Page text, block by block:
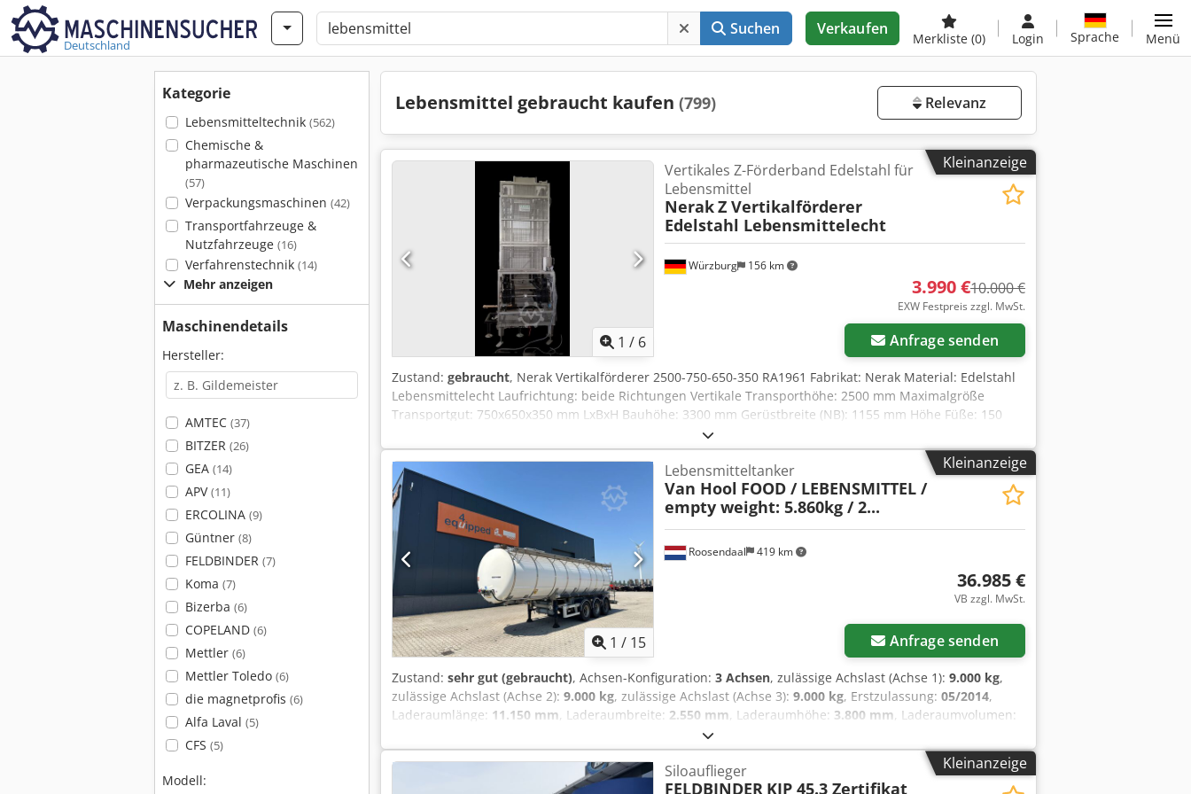
Deutschland
Suchen Verkaufen
Merkliste (0) Login Sprache Menü
Kategorie
Lebensmitteltechnik (562)
Chemische &
pharmazeutische Maschinen
(57)
Verpackungsmaschinen (42)
Transportfahrzeuge &
Nutzfahrzeuge (16)
Verfahrenstechnik (14)
Mehr anzeigen
Maschinendetails
Hersteller:
AMTEC (37)
BITZER (26)
GEA (14)
APV(11)
ERCOLINA (9)
Güntner (8)
FELDBINDER (7)
Koma (7)
Bizerba (6)
COPELAND (6)
Mettler (6)
Mettler Toledo (6)
die magnetprofis (6)
Alfa Laval (5)
CFS (5)
Modell:
Lebensmittel gebraucht kaufen (799) Relevanz
Kleinanzeige
1 / 6
Würzburg 156 km
Vertikales Z-Förderband Edelstahl für
Lebensmittel
NerakZ Vertikalförderer
Edelstahl Lebensmittelecht
3.990 €10.000 €
EXW Festpreis zzgl. MwSt.
Anfrage senden
Zustand: gebraucht, Nerak Vertikalförderer 2500-750-650-350 RA1961 Fabrikat: Nerak Material: Edelstahl
Lebensmittelecht Laufrichtung: beide Richtungen Vertikale Transporthöhe: 2500 mm Maximalgröße
Transportgut: 750x650x350 mm LxBxH Bauhöhe: 3300 mm Gerüstbreite (NB): 1155 mm Höhe Füße: 150
mm Umlenkrollen: 20 St. Motor : SEW-Motor 380-500V Fördergeschwindigkeit: 0,45m/s Lieferumfang:
inklusive Stützen, ohne Seitenführung, Lichtschranken, Klemmkasten Optional erhältlich:
Frequenzumrichter Für eine individuelle, fachmännische Beratung setzten Sie sich einfach mit uns in
Verbindung. Kontaktieren Sie uns einfach telefonisch oder per Mail. Wir helfen Ihnen gerne bei der
Planung und Umsetzung Ihrer Projekte. Wir freuen uns darauf von Ihnen zu hören. Mit freundlichen
Grüßen Ihr Team der Dr. Sonntag GmbH & Co. KG Ihr Spezialist und Ansprechpartner für Intralogistik
Dcjdjwdbqfjpfx Aafjk
Kleinanzeige
1 / 15
Roosendaal 419 km
Lebensmitteltanker
Van Hool FOOD / LEBENSMITTEL /
empty weight: 5.860kg / 2...
36.985 €
VB zzgl. MwSt.
Anfrage senden
Zustand: sehr gut (gebraucht), Achsen-Konfiguration: 3 Achsen, zulässige Achslast (Achse 1): 9.000 kg,
zulässige Achslast (Achse 2): 9.000 kg, zulässige Achslast (Achse 3): 9.000 kg, Erstzulassung: 05/2014,
Laderaumlänge: 11.150 mm, Laderaumbreite: 2.550 mm, Laderaumhöhe: 3.800 mm, Laderaumvolumen:
2.550 mm
Radstand:7.160 mm, Baujahr:2014, Ausstattung:ABS, = Weitere Optionen und Zubehör = - BPW-Achsen -
EBS - Leichtmetallfelgen - Luftfederung - Scheibenbremsen = Anmerkungen = Sehr schöner 2014 Van Hool
Lebensmittel-Tankauflieger mit einem Fassungsvermögen von 29.500 l, 1 Abteil, 1 Schwallwand, 3 x BPW-
Kleinanzeige
Siloauflieger
FELDBINDER KIP 45.3 Zertifikat